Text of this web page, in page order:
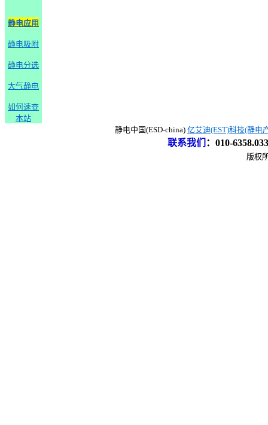
静电应用
静电吸附
静电分选
大气静电
如何速查
本站
静电中国(ESD-china) 亿艾迪(EST)科技(静电
联系我们 ： 010-
版权